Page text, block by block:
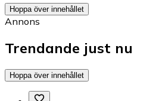
Hoppa över innehållet
Annons
Trendande just nu
Hoppa över innehållet